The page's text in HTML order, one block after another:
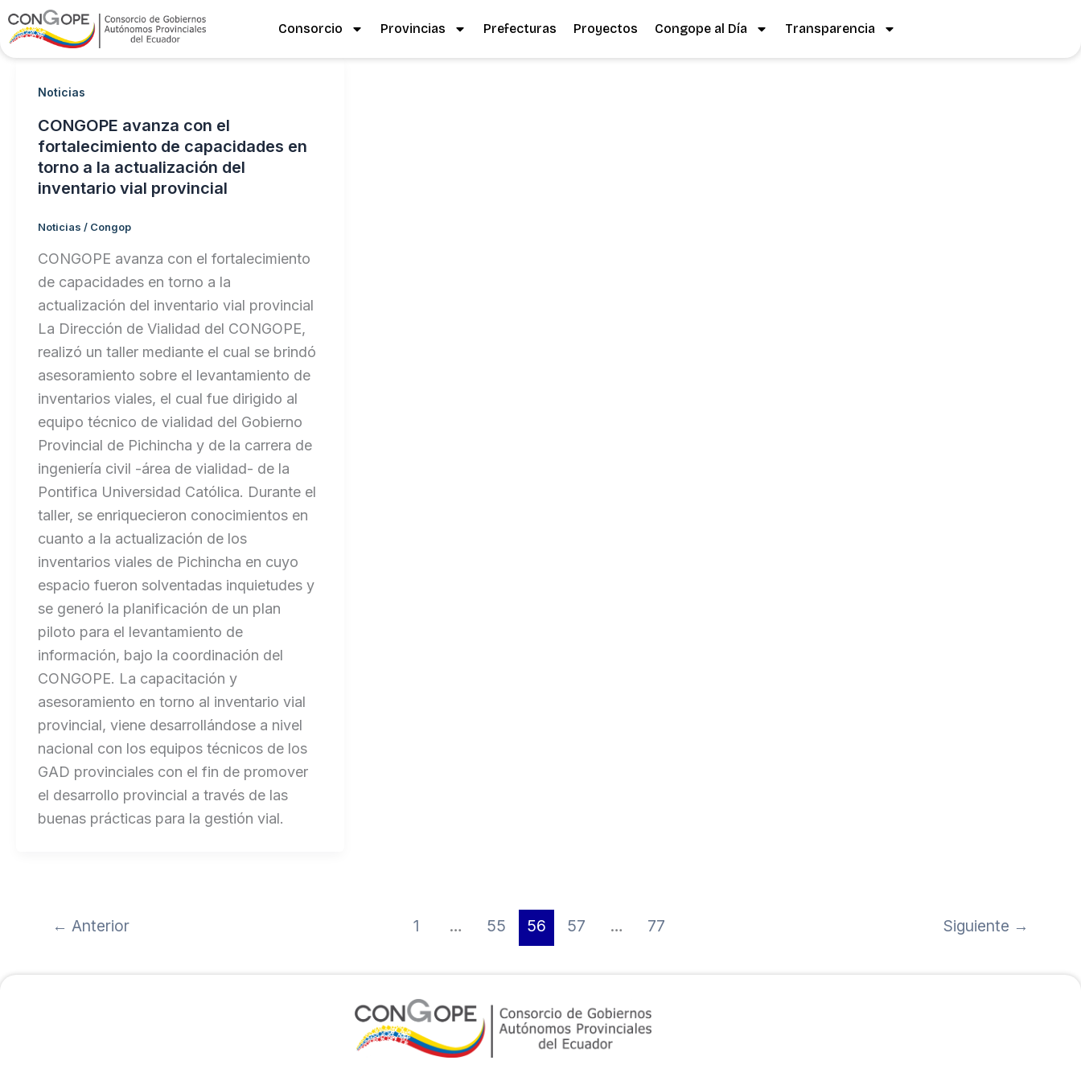
contenido
Consorcio Provincias Prefecturas Proyectos Congope al Día Transparencia
Noticias
CONGOPE avanza con el
fortalecimiento de capacidades en
torno a la actualización del
inventario vial provincial
Noticias / Congop
CONGOPE avanza con el fortalecimiento
de capacidades en torno a la
actualización del inventario vial provincial
La Dirección de Vialidad del CONGOPE,
realizó un taller mediante el cual se brindó
asesoramiento sobre el levantamiento de
inventarios viales, el cual fue dirigido al
equipo técnico de vialidad del Gobierno
Provincial de Pichincha y de la carrera de
ingeniería civil -área de vialidad- de la
Pontifica Universidad Católica. Durante el
taller, se enriquecieron conocimientos en
cuanto a la actualización de los
inventarios viales de Pichincha en cuyo
espacio fueron solventadas inquietudes y
se generó la planificación de un plan
piloto para el levantamiento de
información, bajo la coordinación del
CONGOPE. La capacitación y
asesoramiento en torno al inventario vial
provincial, viene desarrollándose a nivel
nacional con los equipos técnicos de los
GAD provinciales con el fin de promover
el desarrollo provincial a través de las
buenas prácticas para la gestión vial.
← Anterior 1 … 55 56 57 … 77 Siguiente →